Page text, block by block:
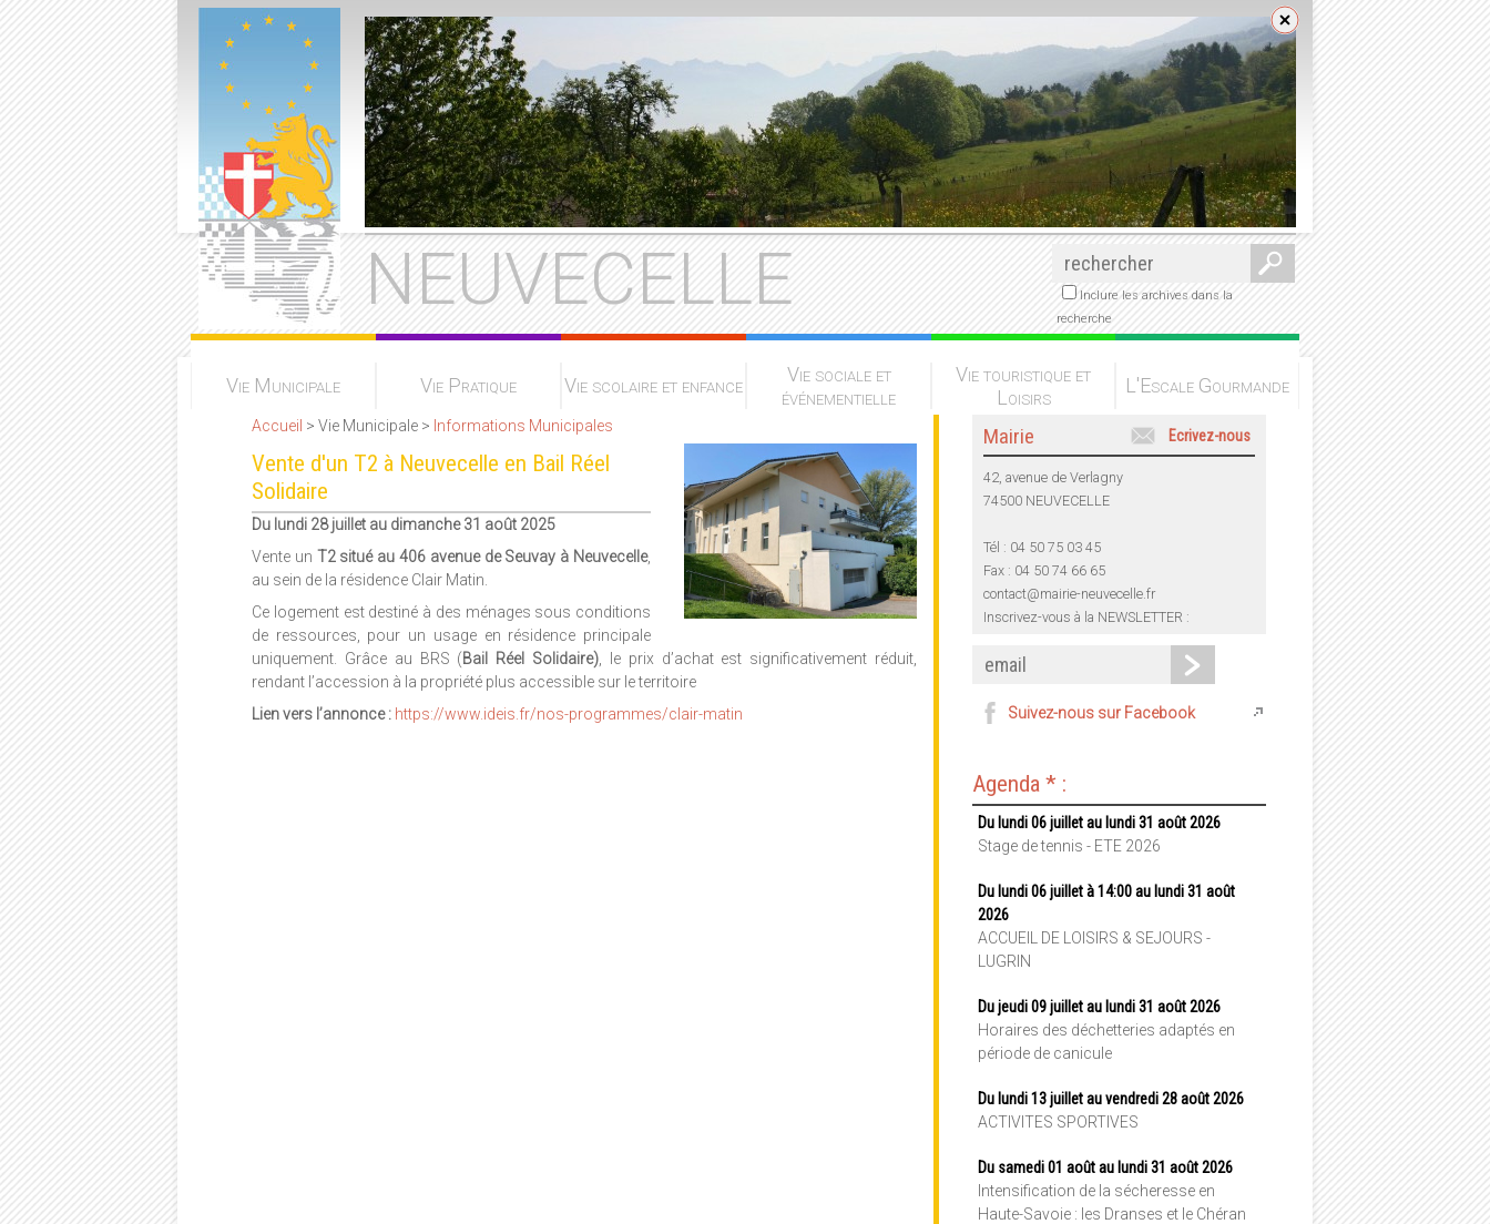
NEUVECELLE
Inclure les archives dans la
recherche
Vie Municipale Vie Pratique Vie scolaire et enfance
Vie sociale et
événementielle
Vie touristique et
Loisirs
L'Escale Gourmande
Accueil > Vie Municipale > Informations Municipales
Vente d'un T2 à Neuvecelle en Bail Réel
Solidaire
Du lundi 28 juillet au dimanche 31 août 2025
Vente un T2 situé au 406 avenue de Seuvay à Neuvecelle,
au sein de la résidence Clair Matin.
Ce logement est destiné à des ménages sous conditions
de ressources, pour un usage en résidence principale
uniquement. Grâce au BRS (Bail Réel Solidaire) , le prix d’achat est significativement réduit,
rendant l’accession à la propriété plus accessible sur le territoire
Lien vers l’annonce : https://www.ideis.fr/nos-programmes/clair-matin
Mairie Ecrivez-nous
42, avenue de Verlagny
74500 NEUVECELLE
Tél : 04 50 75 03 45
Fax : 04 50 74 66 65
contact@mairie-neuvecelle.fr
Inscrivez-vous à la NEWSLETTER :
Suivez-nous sur Facebook
Agenda * :
Du lundi 06 juillet au lundi 31 août 2026
Stage de tennis - ETE 2026
Du lundi 06 juillet à 14:00 au lundi 31 août
2026
ACCUEIL DE LOISIRS & SEJOURS -
LUGRIN
Du jeudi 09 juillet au lundi 31 août 2026
Horaires des déchetteries adaptés en
période de canicule
Du lundi 13 juillet au vendredi 28 août 2026
ACTIVITES SPORTIVES
Du samedi 01 août au lundi 31 août 2026
Intensification de la sécheresse en
Haute-Savoie : les Dranses et le Chéran